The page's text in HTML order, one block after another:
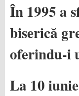
În 1995 a
biserică
oferindu-i
La 10 iunie